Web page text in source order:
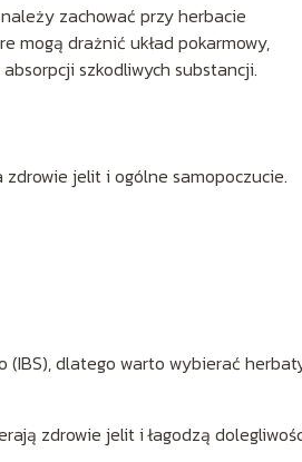
zachować przy herbacie
mogą drażnić układ pokarmowy,
szkodliwych substancji.
jelit i ogólne samopoczucie.
(IBS), dlatego warto wybierać
zdrowie jelit i łagodzą